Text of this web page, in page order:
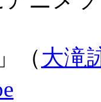
」（大滝